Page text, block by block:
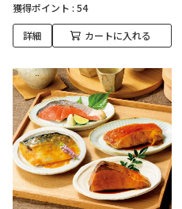
獲得ポイント : 54
詳細 カートに入れる